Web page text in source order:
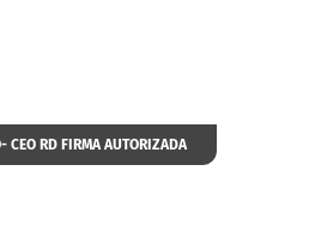
CEO RD FIRMA AUTORIZADA